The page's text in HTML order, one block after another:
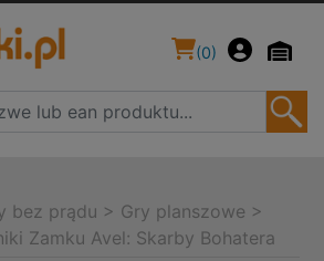
(0)
bez prądu > Gry planszowe >
Zamku Avel: Skarby Bohatera